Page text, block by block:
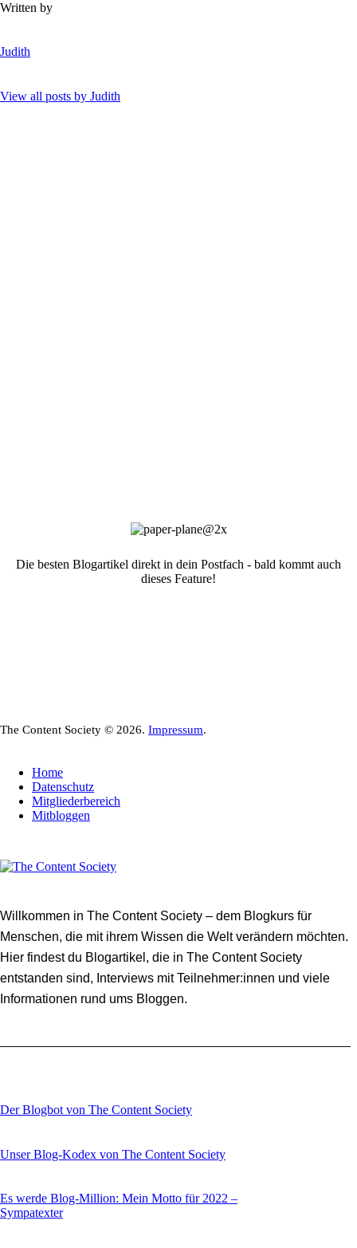
Written by
Judith
View all posts by Judith
Die besten Blogartikel direkt in dein Postfach - bald kommt auch
dieses Feature!
The Content Society © 2026. Impressum.
Home
Datenschutz
Mitgliederbereich
Mitbloggen
Willkommen in The Content Society – dem Blogkurs für
Menschen, die mit ihrem Wissen die Welt verändern möchten.
Hier findest du Blogartikel, die in The Content Society
entstanden sind, Interviews mit Teilnehmer:innen und viele
Informationen rund ums Bloggen.
Der Blogbot von The Content Society
Unser Blog-Kodex von The Content Society
Es werde Blog-Million: Mein Motto für 2022 –
Sympatexter